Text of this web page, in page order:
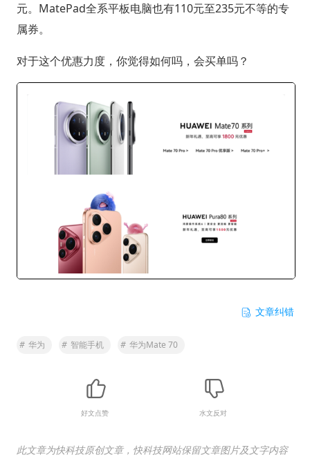
元。MatePad全系平板电脑也有110元至235元不等的专
属券。
对于这个优惠力度，你觉得如何吗，会买单吗？
文章纠错
# 华为 # 智能手机 # 华为Mate 70
好文点赞 水文反对
此文章为快科技原创文章，快科技网站保留文章图片及文字内容